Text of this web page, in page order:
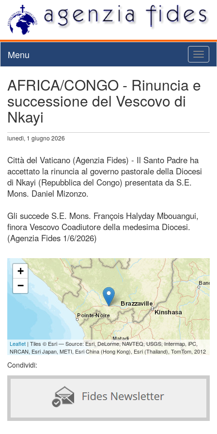
Menu
AFRICA/CONGO - Rinuncia e
successione del Vescovo di
Nkayi
lunedì, 1 giugno 2026
Città del Vaticano (Agenzia Fides) - Il Santo Padre ha
accettato la rinuncia al governo pastorale della Diocesi
di Nkayi (Repubblica del Congo) presentata da S.E.
Mons. Daniel Mizonzo.
Gli succede S.E. Mons. François Halyday Mbouangui,
finora Vescovo Coadiutore della medesima Diocesi.
(Agenzia Fides 1/6/2026)
+
−
Leaflet | Tiles © Esri — Source: Esri, DeLorme, NAVTEQ, USGS, Intermap, iPC,
NRCAN, Esri Japan, METI, Esri China (Hong Kong), Esri (Thailand), TomTom, 2012
Condividi: